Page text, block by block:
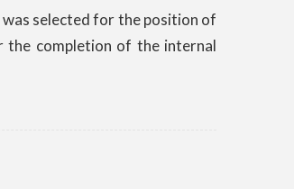
selected for the position of
the completion of the internal